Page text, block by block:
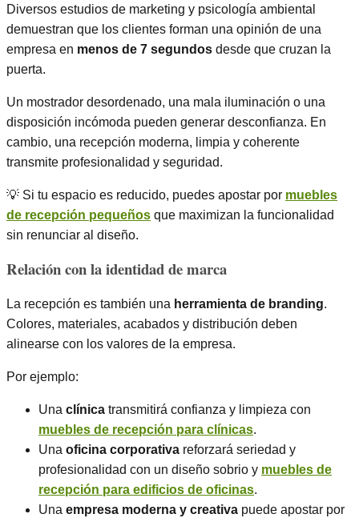
Diversos estudios de marketing y psicología ambiental
demuestran que los clientes forman una opinión de una
empresa en menos de 7 segundos desde que cruzan la
puerta.
Un mostrador desordenado, una mala iluminación o una
disposición incómoda pueden generar desconfianza. En
cambio, una recepción moderna, limpia y coherente
transmite profesionalidad y seguridad.
💡 Si tu espacio es reducido, puedes apostar por muebles
de recepción pequeños que maximizan la funcionalidad
sin renunciar al diseño.
Relación con la identidad de marca
La recepción es también una herramienta de branding.
Colores, materiales, acabados y distribución deben
alinearse con los valores de la empresa.
Por ejemplo:
Una clínica transmitirá confianza y limpieza con
muebles de recepción para clínicas.
Una oficina corporativa reforzará seriedad y
profesionalidad con un diseño sobrio y muebles de
recepción para edificios de oficinas.
Una empresa moderna y creativa puede apostar por